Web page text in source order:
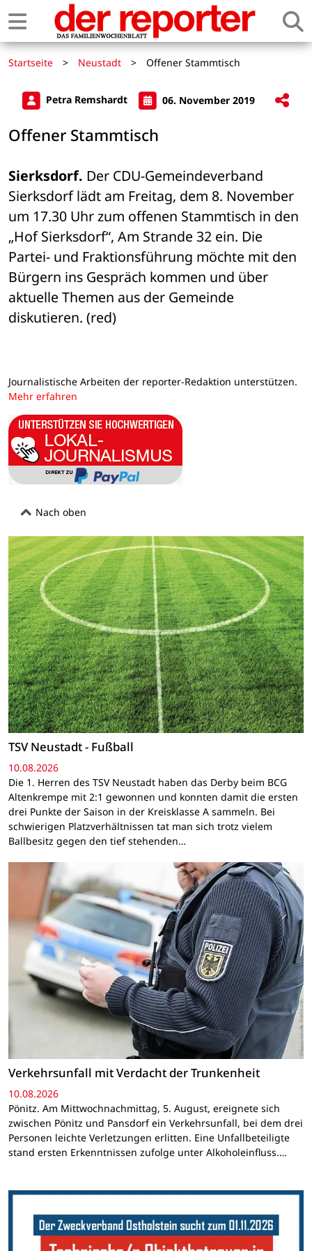
Startseite > Neustadt > Offener Stammtisch
Petra Remshardt 06. November 2019
Offener Stammtisch
Sierksdorf. Der CDU-Gemeindeverband
Sierksdorf lädt am Freitag, dem 8. November
um 17.30 Uhr zum offenen Stammtisch in den
„Hof Sierksdorf“, Am Strande 32 ein. Die
Partei- und Fraktionsführung möchte mit den
Bürgern ins Gespräch kommen und über
aktuelle Themen aus der Gemeinde
diskutieren. (red)
Journalistische Arbeiten der reporter-Redaktion unterstützen.
Mehr erfahren
Nach oben
TSV Neustadt - Fußball
10.08.2026
Die 1. Herren des TSV Neustadt haben das Derby beim BCG
Altenkrempe mit 2:1 gewonnen und konnten damit die ersten
drei Punkte der Saison in der Kreisklasse A sammeln. Bei
schwierigen Platzverhältnissen tat man sich trotz vielem
Ballbesitz gegen den tief stehenden…
Verkehrsunfall mit Verdacht der Trunkenheit
10.08.2026
Pönitz. Am Mittwochnachmittag, 5. August, ereignete sich
zwischen Pönitz und Pansdorf ein Verkehrsunfall, bei dem drei
Personen leichte Verletzungen erlitten. Eine Unfallbeteiligte
stand ersten Erkenntnissen zufolge unter Alkoholeinfluss.…